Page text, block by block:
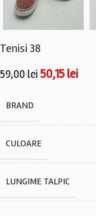
Tenisi 38
59,00lei50,15 lei
BRAND
CULOARE
LUNGIME TALPIC